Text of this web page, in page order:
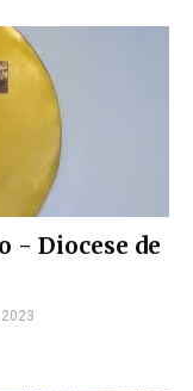
- Diocese de